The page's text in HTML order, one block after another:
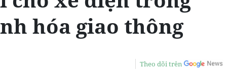
hóa giao thông
Theo dõi trên